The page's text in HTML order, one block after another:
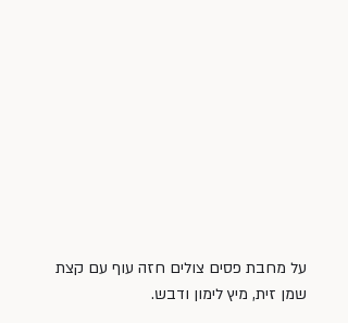
על מחבת פסים צולים חזה עוף עם קצת
שמן זית, מיץ לימון ודבש.